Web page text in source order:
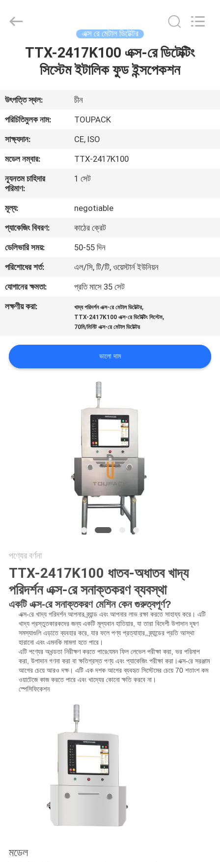
আমাদের
সম্পর্কে
ফ্যাক্টরি
ট্যুর
মান
নিয়ন্ত্রণ
আমাদের
সাথে
যোগাযোগ
করুন
খবর
এক্স রে মেটাল ডিটেক্টর
TTX-2417K100 এক্স-রে ডিটেক্টিং
সিস্টেম ইটালিক ফুড ইন্সপেকশন
উৎপত্তি স্থল:
চীন
পরিচিতিমুলক নাম:
TOUPACK
সাক্ষ্যদান:
CE, ISO
মডেল নম্বার:
TTX-2417K100
ন্যূনতম চাহিদার
পরিমাণ:
1 সেট
মূল্য:
negotiable
প্যাকেজিং বিবরণ:
কাঠের ক্রেট
ডেলিভারি সময়:
50-55 দিন
পরিশোধের শর্ত:
এল/সি, টি/টি, ওয়েস্টার্ন ইউনিয়ন
যোগানের ক্ষমতা:
প্রতি মাসে 35 সেট
লক্ষণীয় করা:
খাদ্য পরিদর্শন এক্স-রে মেটাল ডিটেক্টর,
TTX-2417K100 এক্স-রে ডিটেক্টিং সিস্টেম,
70মি/মিনিট এক্স-রে মেটাল ডিটেক্টর
ভালো দাম
পণ্যের বর্ণনা
TTX-2417K100 ধাতব-অধাতব খাদ্য
পরিদর্শন এক্স-রে সনাক্তকরণ ব্যবস্থা
একটি এক্স-রে সনাক্তকরণ মেশিন কেন গুরুত্বপূর্ণ?
এক্স-রে খাদ্য পরিদর্শন আপনার ব্র্যান্ড এবং আপনার লাভ রক্ষা করতে সাহায্য করে। এটি
খাদ্য প্রস্তুতকারকদের জন্য একটি মূল্যবান হাতিয়ার, যা তারা বিদেশী উপাদান দূষণ
সমস্যাগুলি এড়াতে ব্যবহার করে, যার ফলে পণ্য প্রত্যাহার, ব্র্যান্ডের প্রতি আস্থা
হারানো এবং এমনকি মামলা হতে পারে।
এটি পণ্যের অখন্ডতা নিরীক্ষণ করতে পারেযেমন ফিল লেভেল পরীক্ষা করা, ভর পরিমাপ
করা, উপাদান গণনা করা বা ক্ষতিগ্রস্ত পণ্য এবং প্যাকেজিং পরীক্ষা করা।এক্স-রে সরঞ্জাম
আগের চেয়ে আরও দক্ষ। এটি এক দশক আগের ব্যবহৃত সিস্টেমের চেয়ে 70 শতাংশ কম
ওয়াটেজে কাজ করতে পারে এবং খাদ্যের কোনো ক্ষতি করবে না।
স্পেসিফিকেশন
মডেল